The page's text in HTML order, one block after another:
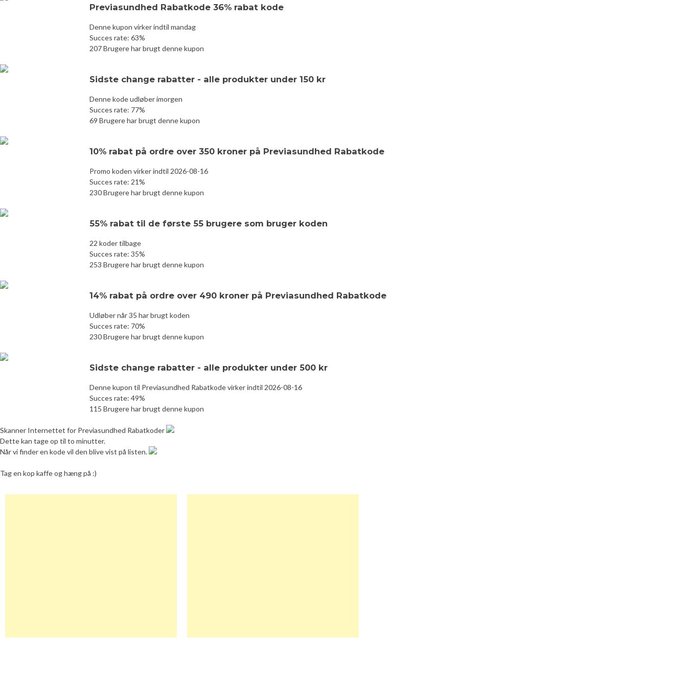
Previasundhed Rabatkode 36% rabat kode
Denne kupon virker indtil mandag
Succes rate: 63%
207 Brugere har brugt denne kupon
Sidste change rabatter - alle produkter under 150 kr
Denne kode udløber imorgen
Succes rate: 77%
69 Brugere har brugt denne kupon
10% rabat på ordre over 350 kroner på Previasundhed Rabatkode
Promo koden virker indtil 2026-08-16
Succes rate: 21%
230 Brugere har brugt denne kupon
55% rabat til de første 55 brugere som bruger koden
22 koder tilbage
Succes rate: 35%
253 Brugere har brugt denne kupon
14% rabat på ordre over 490 kroner på Previasundhed Rabatkode
Udløber når 35 har brugt koden
Succes rate: 70%
230 Brugere har brugt denne kupon
Sidste change rabatter - alle produkter under 500 kr
Denne kupon til Previasundhed Rabatkode virker indtil 2026-08-16
Succes rate: 49%
115 Brugere har brugt denne kupon
Skanner Internettet for Previasundhed Rabatkoder
Dette kan tage op til to minutter.
Når vi finder en kode vil den blive vist på listen.
Tag en kop kaffe og hæng på :)